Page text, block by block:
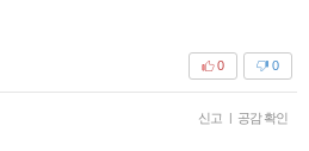
0
0
신고 | 공감 확인